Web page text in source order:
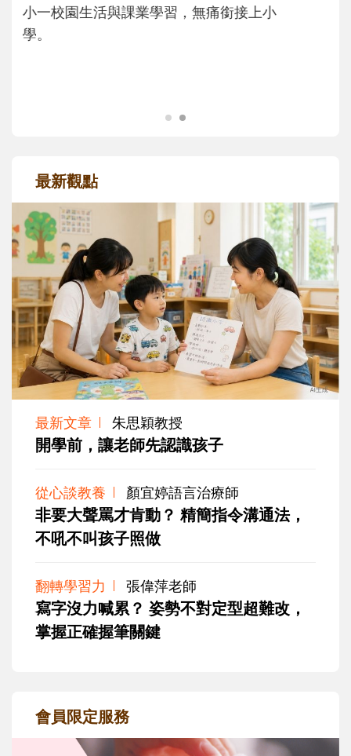
主、角色認同及解決問題的能力養成。爸爸
正嘗試用不同的模樣，參與孩子每個重要的
最新觀點
最新文章 朱思穎教授
開學前，讓老師先認識孩子
從心談教養 顏宜婷語言治療師
非要大聲罵才肯動？ 精簡指令溝通法，
不吼不叫孩子照做
翻轉學習力 張偉萍老師
寫字沒力喊累？ 姿勢不對定型超難改，
掌握正確握筆關鍵
會員限定服務